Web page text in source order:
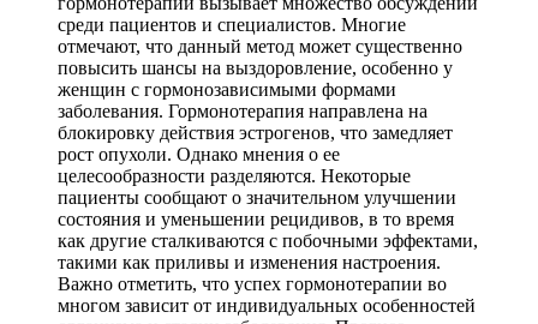
среди пациентов и специалистов. Многие
отмечают, что данный метод может существенно
повысить шансы на выздоровление, особенно у
женщин с гормонозависимыми формами
заболевания. Гормонотерапия направлена на
блокировку действия эстрогенов, что замедляет
рост опухоли. Однако мнения о ее
целесообразности разделяются. Некоторые
пациенты сообщают о значительном улучшении
состояния и уменьшении рецидивов, в то время
как другие сталкиваются с побочными эффектами,
такими как приливы и изменения настроения.
Важно отметить, что успех гормонотерапии во
многом зависит от индивидуальных особенностей